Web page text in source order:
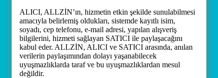
ALICI, ALLZİN’ın, hizmetin etkin şekilde sunulabilmesi
amacıyla belirlemiş oldukları, sistemde kayıtlı isim,
soyadı, cep telefonu, e-mail adresi, yapılan alışveriş
bilgilerini, hizmeti sağlayan SATICI ile paylaşacağını
kabul eder. ALLZİN, ALICI ve SATICI arasında, anılan
verilerin paylaşımından dolayı yaşanabilecek
uyuşmazlıklarda taraf ve bu uyuşmazlıklardan mesul
değildir.